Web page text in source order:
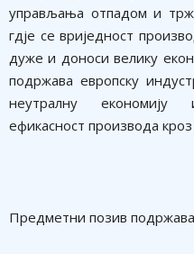
управљања отпадом и
гдје се вриједност
дуже и доноси велику
подржава европску
неутралну
ефикасност производа
Предметни позив